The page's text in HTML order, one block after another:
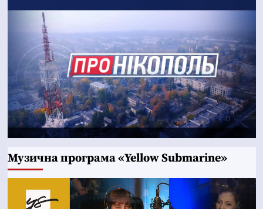
Музична програма «Yellow Submarine»